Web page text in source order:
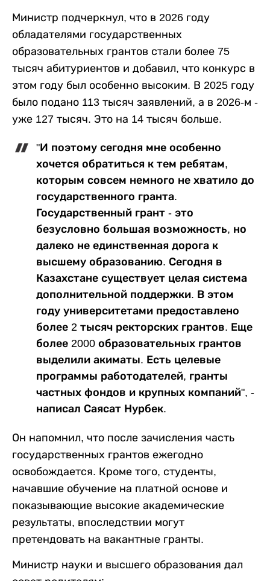
Министр подчеркнул, что в 2026 году
обладателями государственных
образовательных грантов стали более 75
тысяч абитуриентов и добавил, что конкурс в
этом году был особенно высоким. В 2025 году
было подано 113 тысяч заявлений, а в 2026-м -
уже 127 тысяч. Это на 14 тысяч больше.
"И поэтому сегодня мне особенно
хочется обратиться к тем ребятам,
которым совсем немного не хватило до
государственного гранта.
Государственный грант - это
безусловно большая возможность, но
далеко не единственная дорога к
высшему образованию. Сегодня в
Казахстане существует целая система
дополнительной поддержки. В этом
году университетами предоставлено
более 2 тысяч ректорских грантов. Еще
более 2000 образовательных грантов
выделили акиматы. Есть целевые
программы работодателей, гранты
частных фондов и крупных компаний", -
написал Саясат Нурбек.
Он напомнил, что после зачисления часть
государственных грантов ежегодно
освобождается. Кроме того, студенты,
начавшие обучение на платной основе и
показывающие высокие академические
результаты, впоследствии могут
претендовать на вакантные гранты.
Министр науки и высшего образования дал